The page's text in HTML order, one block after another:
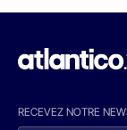
RECEVEZ NOTRE